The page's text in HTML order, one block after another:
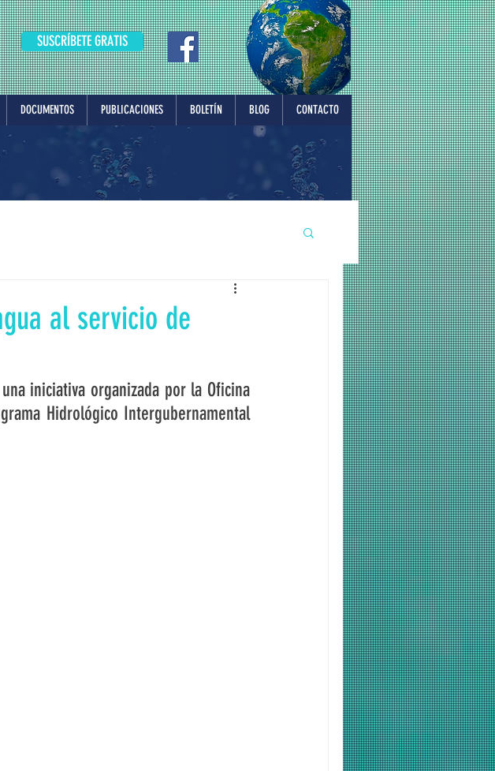
SUSCRÍBETE GRATIS
DOCUMENTOS PUBLICACIONES BOLETÍN BLOG CONTACTO
al servicio de
iniciativa organizada por la Oficina
Hidrológico Intergubernamental